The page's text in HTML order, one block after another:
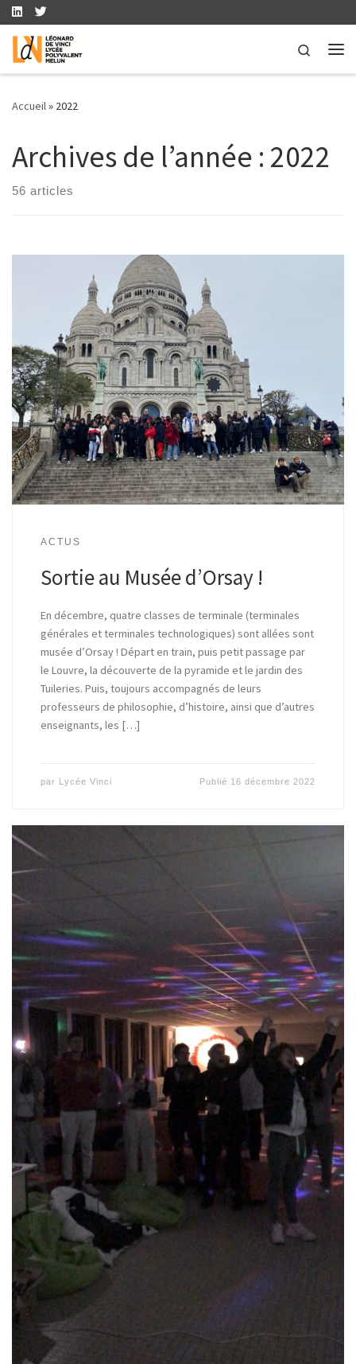
Skip to content
Search
Accueil» 2022
Archives de l’année : 2022
56 articles
ACTUS
Sortie au Musée d’Orsay !
En décembre, quatre classes de terminale (terminales
générales et terminales technologiques) sont allées sont
musée d’Orsay ! Départ en train, puis petit passage par
le Louvre, la découverte de la pyramide et le jardin des
Tuileries. Puis, toujours accompagnés de leurs
professeurs de philosophie, d’histoire, ainsi que d’autres
enseignants, les […]
par Lycée Vinci Publié 16 décembre 2022